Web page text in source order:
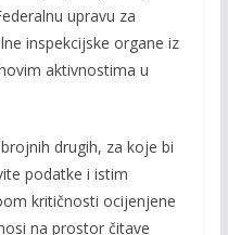
upravu za
inspekcijske organe iz
aktivnostima u
drugih, za koje bi
podatke i istim
kritičnosti ocijenjene
na prostor čitave